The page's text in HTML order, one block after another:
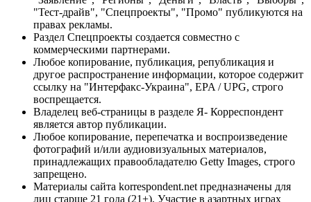
"Тест-драйв", "Спецпроекты", "Промо" публикуются на
правах рекламы.
Раздел Спецпроекты создается совместно с
коммерческими партнерами.
Любое копирование, публикация, републикация и
другое распространение информации, которое содержит
ссылку на "Интерфакс-Украина", EPA / UPG, строго
воспрещается.
Владелец веб-страницы в разделе Я- Корреспондент
является автор публикации.
Любое копирование, перепечатка и воспроизведение
фотографий и/или аудиовизуальных материалов,
принадлежащих правообладателю Getty Images, строго
запрещено.
Материалы сайта korrespondent.net предназначены для
лиц старше 21 года (21+). Участие в азартных играх